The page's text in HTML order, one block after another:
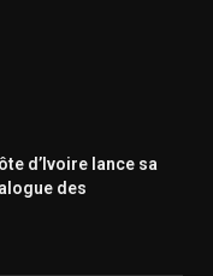
d’Ivoire lance sa
des